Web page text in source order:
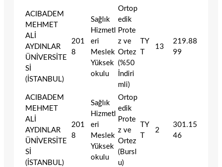
ACIBADEM
MEHMET
ALİ
AYDINLAR
ÜNİVERSİTE
Sİ
(İSTANBUL)
201
8
Sağlık
Hizmetl
eri
Meslek
Yüksek
okulu
Ortop
edik
Prote
z ve
Ortez
(%50
İndiri
mli)
TY
T
13
219.88
99
ACIBADEM
MEHMET
ALİ
AYDINLAR
ÜNİVERSİTE
Sİ
(İSTANBUL)
201
8
Sağlık
Hizmetl
eri
Meslek
Yüksek
okulu
Ortop
edik
Prote
z ve
Ortez
(Bursl
u)
TY
T
2
301.15
46